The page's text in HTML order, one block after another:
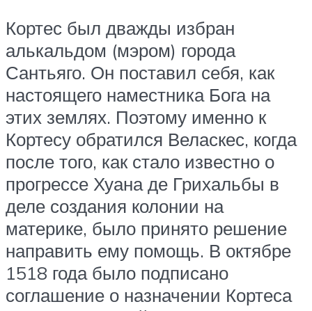
Кортес был дважды избран
алькальдом (мэром) города
Сантьяго. Он поставил себя, как
настоящего наместника Бога на
этих землях. Поэтому именно к
Кортесу обратился Веласкес, когда
после того, как стало известно о
прогрессе Хуана де Грихальбы в
деле создания колонии на
материке, было принято решение
направить ему помощь. В октябре
1518 года было подписано
соглашение о назначении Кортеса